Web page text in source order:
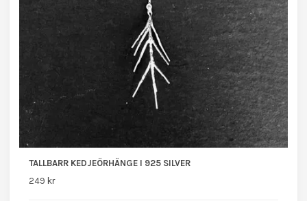
TALLBARR KEDJEÖRHÄNGE I 925 SILVER
249 kr